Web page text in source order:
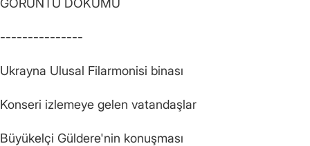
GÖRÜNTÜ DÖKÜMÜ
---------------
Ukrayna Ulusal Filarmonisi binası
Konseri izlemeye gelen vatandaşlar
Büyükelçi Güldere'nin konuşması